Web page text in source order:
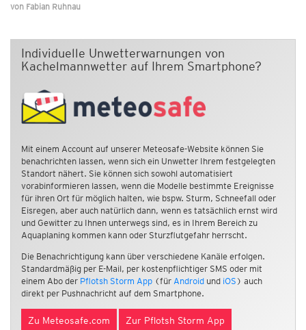
von Fabian Ruhnau
Individuelle Unwetterwarnungen von
Kachelmannwetter auf Ihrem Smartphone?
Mit einem Account auf unserer Meteosafe-Website können Sie
benachrichten lassen, wenn sich ein Unwetter Ihrem festgelegten
Standort nähert. Sie können sich sowohl automatisiert
vorabinformieren lassen, wenn die Modelle bestimmte Ereignisse
für ihren Ort für möglich halten, wie bspw. Sturm, Schneefall oder
Eisregen, aber auch natürlich dann, wenn es tatsächlich ernst wird
und Gewitter zu Ihnen unterwegs sind, es in Ihrem Bereich zu
Aquaplaning kommen kann oder Sturzflutgefahr herrscht.
Die Benachrichtigung kann über verschiedene Kanäle erfolgen.
Standardmäßig per E-Mail, per kostenpflichtiger SMS oder mit
einem Abo der Pflotsh Storm App (für Android und iOS ) auch
direkt per Pushnachricht auf dem Smartphone.
Zu Meteosafe.com Zur Pflotsh Storm App